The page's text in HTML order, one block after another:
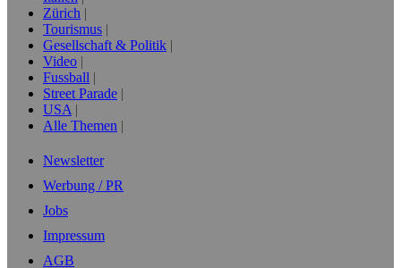
Zürich
Tourismus
Gesellschaft & Politik
Video
Fussball
Street Parade
USA
Alle Themen
Newsletter
Werbung / PR
Jobs
Impressum
AGB